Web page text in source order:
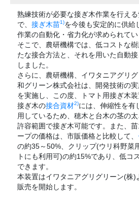
熟練技術が必要な接ぎ木作業を行え
で、 接ぎ木苗1)を今後も安定的に供給
作業の自動化・省力化が求められてい
そこで、農研機構では、低コストな
たな接合方法と、それを用いた自動
しました。
さらに、農研機構、イワタニアグリ
和グリーン株式会社は、開発技術の
を実施し、この度、トマト用接ぎ木装
接ぎ木の接合資材2)には、伸縮性を有
用しているため、穂木と台木の茎の
許容範囲で接ぎ木可能です。また、
ープの価格は、市販価格と比較して、
の約35～50%、クリップ(ウリ科野菜
トにも利用可)の約15%であり、低コ
できます。
本装置はイワタニアグリグリーン(株)
販売を開始します。